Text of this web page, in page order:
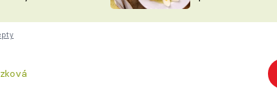
NA TALÍŘI
VYCHYTÁVKY